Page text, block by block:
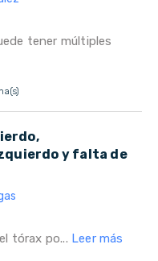
tener múltiples
y falta de
tórax po... Leer más